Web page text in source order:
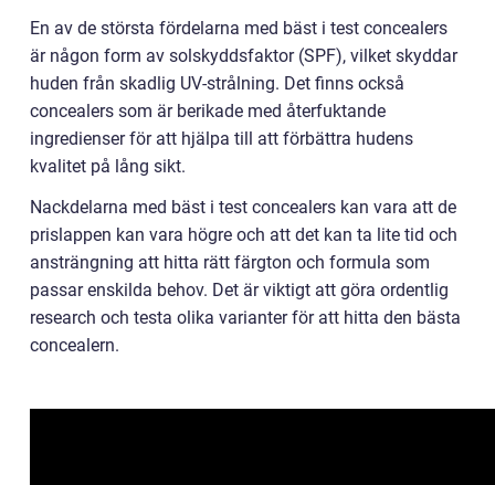
En av de största fördelarna med bäst i test concealers
är någon form av solskyddsfaktor (SPF), vilket skyddar
huden från skadlig UV-strålning. Det finns också
concealers som är berikade med återfuktande
ingredienser för att hjälpa till att förbättra hudens
kvalitet på lång sikt.
Nackdelarna med bäst i test concealers kan vara att de
prislappen kan vara högre och att det kan ta lite tid och
ansträngning att hitta rätt färgton och formula som
passar enskilda behov. Det är viktigt att göra ordentlig
research och testa olika varianter för att hitta den bästa
concealern.